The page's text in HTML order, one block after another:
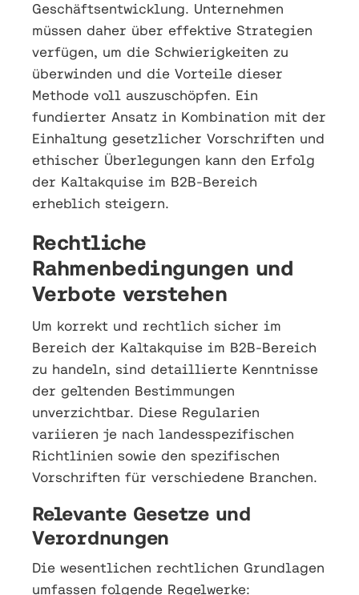
Geschäftsentwicklung. Unternehmen
müssen daher über effektive Strategien
verfügen, um die Schwierigkeiten zu
überwinden und die Vorteile dieser
Methode voll auszuschöpfen. Ein
fundierter Ansatz in Kombination mit der
Einhaltung gesetzlicher Vorschriften und
ethischer Überlegungen kann den Erfolg
der Kaltakquise im B2B-Bereich
erheblich steigern.
Rechtliche
Rahmenbedingungen und
Verbote verstehen
Um korrekt und rechtlich sicher im
Bereich der Kaltakquise im B2B-Bereich
zu handeln, sind detaillierte Kenntnisse
der geltenden Bestimmungen
unverzichtbar. Diese Regularien
variieren je nach landesspezifischen
Richtlinien sowie den spezifischen
Vorschriften für verschiedene Branchen.
Relevante Gesetze und
Verordnungen
Die wesentlichen rechtlichen Grundlagen
umfassen folgende Regelwerke: